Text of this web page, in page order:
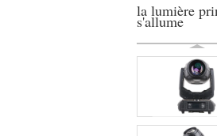
la lumière
s'allume